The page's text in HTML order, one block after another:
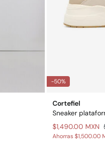
-50%
Cortefiel
Sneaker
$1,490.00 MXN
Ahorras$1,500.00